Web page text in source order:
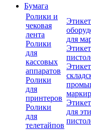
Бумага
Ролики и
чековая
лента
Ролики
для
кассовых
аппаратов
Ролики
для
принтеров
Ролики
для
телетайпов
для
для